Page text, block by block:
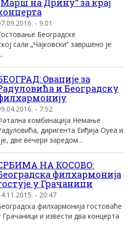
на Дрину“ за крај
- 9:01
Београдске
сали „Чајковски“ завршено је
Oвациjе за
и Београдску
- 7:52
комбинациjа Немање
диригента Eиђиjа Oуеа и
две вечери заредом...
НА КОСОВО:
филхармонија
у Грачаници
- 20:47
филхармонија гостоваће
Грачаници и извести два концерта